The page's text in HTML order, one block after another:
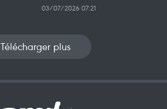
03/07/2026 07:21
Télécharger plus